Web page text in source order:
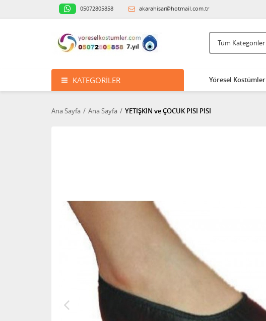
05072805858 akarahisar@hotmail.com.tr
KATEGORILER Yöresel Kostümler
Ana Sayfa Ana Sayfa YETİŞKİN ve ÇOCUK PİSİ PİSİ